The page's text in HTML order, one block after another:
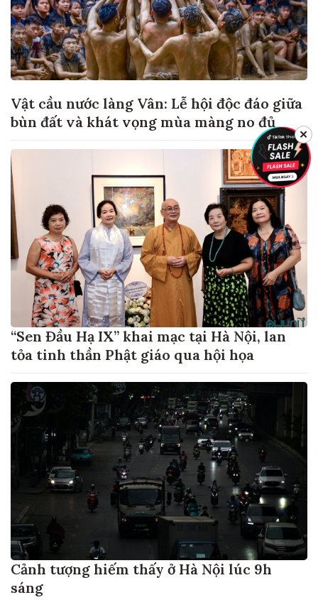
Vật cầu nước làng Vân: Lễ hội độc đáo giữa
bùn đất và khát vọng mùa màng no đủ
“Sen Đầu Hạ IX” khai mạc tại Hà Nội, lan
tỏa tinh thần Phật giáo qua hội họa
Cảnh tượng hiếm thấy ở Hà Nội lúc 9h
sáng
✕